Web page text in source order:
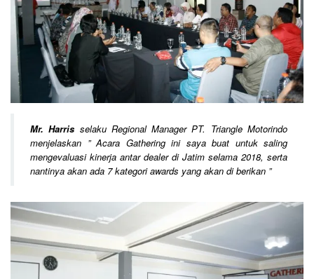
Mr. Harris selaku Regional Manager PT. Triangle Motorindo
menjelaskan ” Acara Gathering ini saya buat untuk saling
mengevaluasi kinerja antar dealer di Jatim selama 2018, serta
nantinya akan ada 7 kategori awards yang akan di berikan ”